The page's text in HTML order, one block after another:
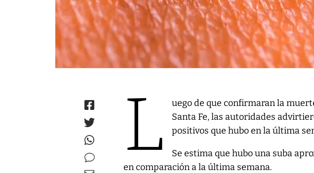
L
uego de que confirmaran la
Santa Fe, las autoridades
positivos que hubo en la última
Se estima que hubo una suba
en comparación a la última semana.